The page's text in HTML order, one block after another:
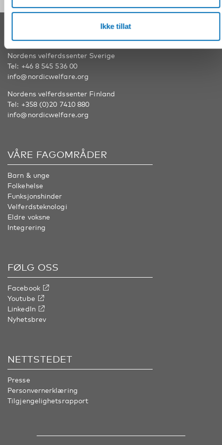
Ikke tillat
Nordens velferdssenter Sverige
Tel: +46 8 545 536 00
info@nordicwelfare.org
Nordens velferdssenter Finland
Tel: +358 (0)20 7410 880
info@nordicwelfare.org
VÅRE FAGOMRÅDER
Barn & unge
Folkehelse
Funksjonshinder
Velferdsteknologi
Eldre voksne
Integrering
FØLG OSS
Facebook
Youtube
LinkedIn
Nyhetsbrev
NETTSTEDET
Presse
Personvernerklæring
Tilgjengelighetsrapport